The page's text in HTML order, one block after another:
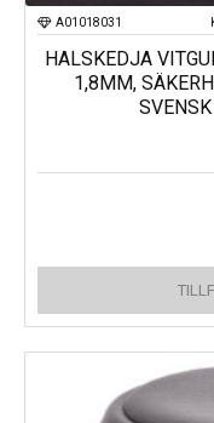
A01018031
HALSKEDJA
1,8MM,